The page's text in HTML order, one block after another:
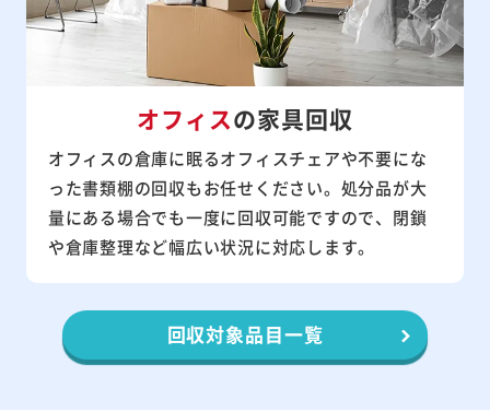
オフィスの家具回収
オフィスの倉庫に眠るオフィスチェアや不要にな
った書類棚の回収もお任せください。処分品が大
量にある場合でも一度に回収可能ですので、閉鎖
や倉庫整理など幅広い状況に対応します。
回収対象品目一覧